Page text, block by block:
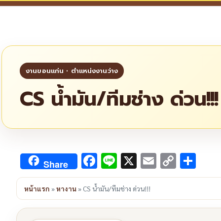
CS น้ำมัน/ทีมช่าง ด่วน!!!
Share Facebook
Line
X Email
Copy
Link
หน้าแรก »หางาน » CS น้ำมัน/ทีมช่าง ด่วน!!!